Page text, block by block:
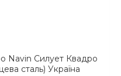
Navin Силует Квадро
сталь) Україна